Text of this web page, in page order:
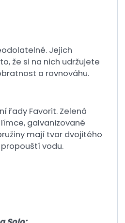
Jejich
že si na nich udržujete
a rovnováhu.
řady Favorit. Zelená
galvanizované
mají tvar dvojitého
propouští vodu.